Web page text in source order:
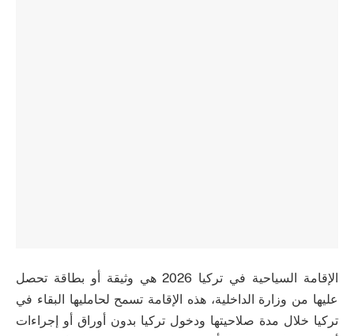
الإقامة السياحية في تركيا 2026 هي وثيقة أو بطاقة تحصل
عليها من وزارة الداخلية، هذه الإقامة تسمح لحامليها البقاء في
تركيا خلال مدة صلاحيتها ودخول تركيا بدون أوراق أو إجراءات